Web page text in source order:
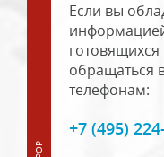
Если вы
готовящихся
обращаться
телефонам:
+7 (495)